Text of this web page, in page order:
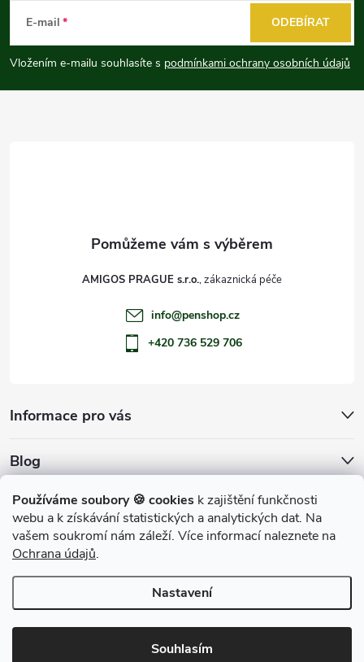
Používáme soubory 🍪 cookies k zajištění funkčnosti
webu a k získávání statistických a analytických dat. Na
vašem soukromí nám záleží. Více informací naleznete na
Ochrana údajů.
Nastavení
Souhlasím
p
a
E-mail
Vložením e-mailu souhlasíte s podmínkami ochrany osobních údajů
ODEBÍRAT
Informace pro vás
Blog
Archiv
Přijímáme online platby
AMIGOS PRAGUE s.r.o.
info@penshop.cz
+420 736 529 706
Copyright 2026penShop. Všechna práva vyhrazena.